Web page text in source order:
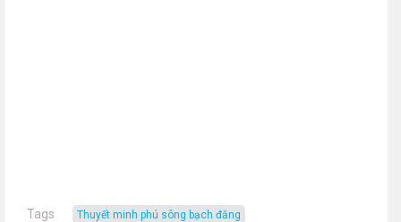
Tags thuyết minh phú sông bạch đằng